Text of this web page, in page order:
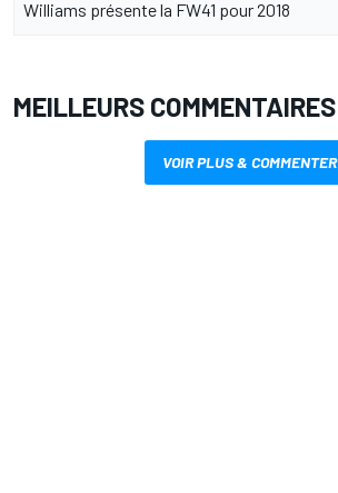
Williams présente la FW41 pour 2018
MEILLEURS COMMENTAIRES
VOIR PLUS & COMMENTER